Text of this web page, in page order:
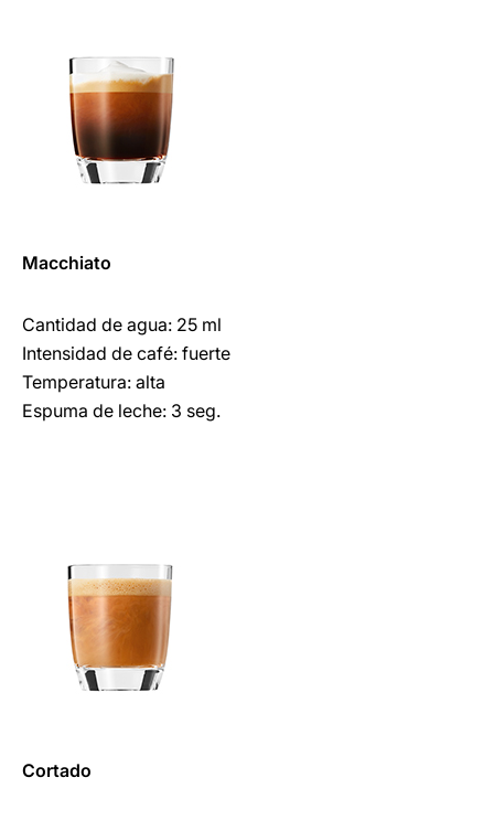
Macchiato
Cantidad de agua: 25 ml
Intensidad de café: fuerte
Temperatura: alta
Espuma de leche: 3 seg.
Cortado